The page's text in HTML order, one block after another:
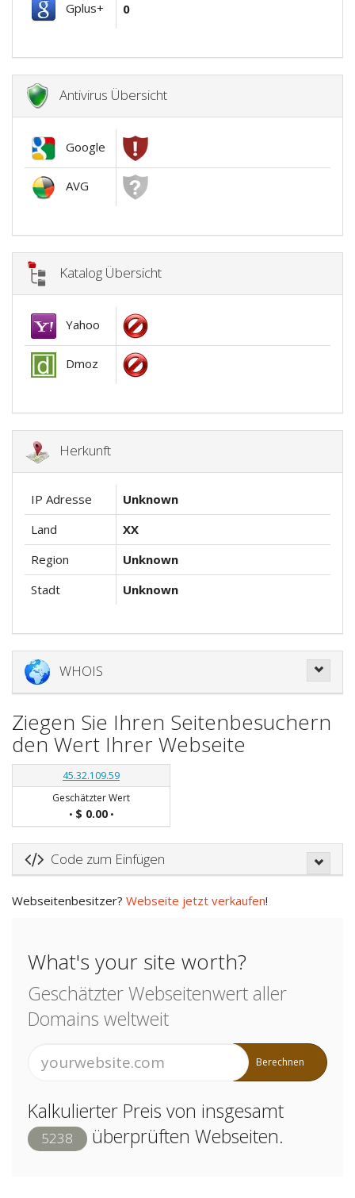
Gplus+ 0
Antivirus Übersicht
Google
AVG
Katalog Übersicht
Yahoo
Dmoz
Herkunft
IP Adresse
Unknown
Land
XX
Region
Unknown
Stadt
Unknown
WHOIS
Ziegen Sie Ihren Seitenbesuchern
den Wert Ihrer Webseite
45.32.109.59
Geschätzter Wert
• $ 0.00•
Code zum Einfügen
Webseitenbesitzer? Webseite jetzt verkaufen!
What's your site worth?
Geschätzter Webseitenwert aller
Domains weltweit
Berechnen
Kalkulierter Preis von insgesamt
5238 überprüften Webseiten.